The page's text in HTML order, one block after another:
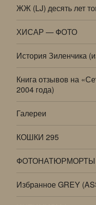
ЖЖ (LJ) десять лет
ХИСАР — ФОТО
История Зиленчика
Книга отзывов на
2004 года)
Галереи
КОШКИ 295
ФОТОНАТЮРМОРТЫ
Избранное GREY